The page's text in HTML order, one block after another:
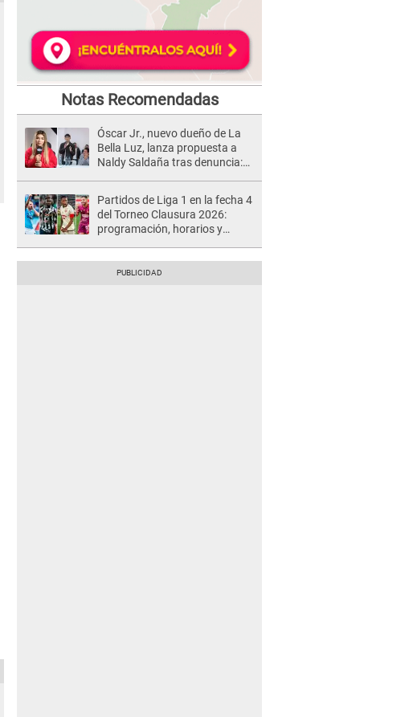
Notas Recomendadas
Óscar Jr., nuevo dueño de La
Bella Luz, lanza propuesta a
Naldy Saldaña tras denuncia:
Partidos de Liga 1 en la fecha 4
del Torneo Clausura 2026:
programación, horarios y